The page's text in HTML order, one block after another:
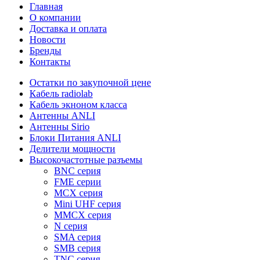
Главная
О компании
Доставка и оплата
Новости
Бренды
Контакты
Остатки по закупочной цене
Кабель radiolab
Кабель экноном класса
Антенны ANLI
Антенны Sirio
Блоки Питания ANLI
Делители мощности
Высокочастотные разъемы
BNC серия
FME серии
MCX серия
Mini UHF серия
MMCX серия
N серия
SMA серия
SMB серия